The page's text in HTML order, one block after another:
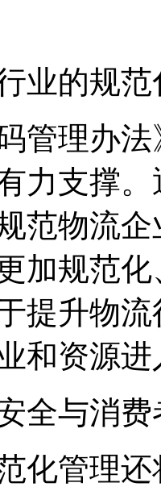
业的规范
管理办
力支撑
范物流
加规范
提升物
和资源
全与消
化管理